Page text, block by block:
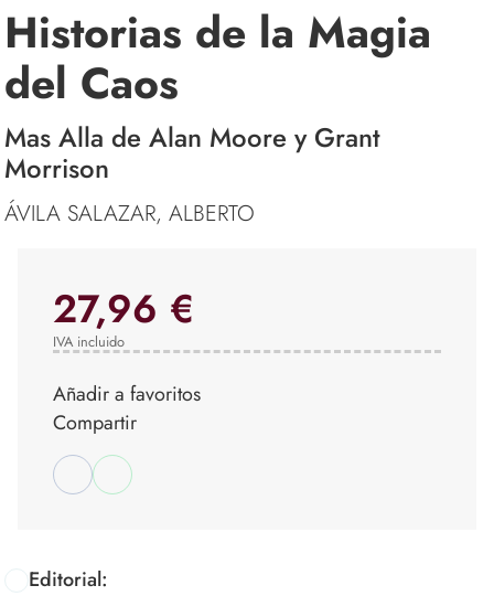
Historias de la Magia
del Caos
Mas Alla de Alan Moore y Grant
Morrison
ÁVILA SALAZAR, ALBERTO
Editorial:
27,96 €
IVA incluido
Añadir a favoritos
Compartir